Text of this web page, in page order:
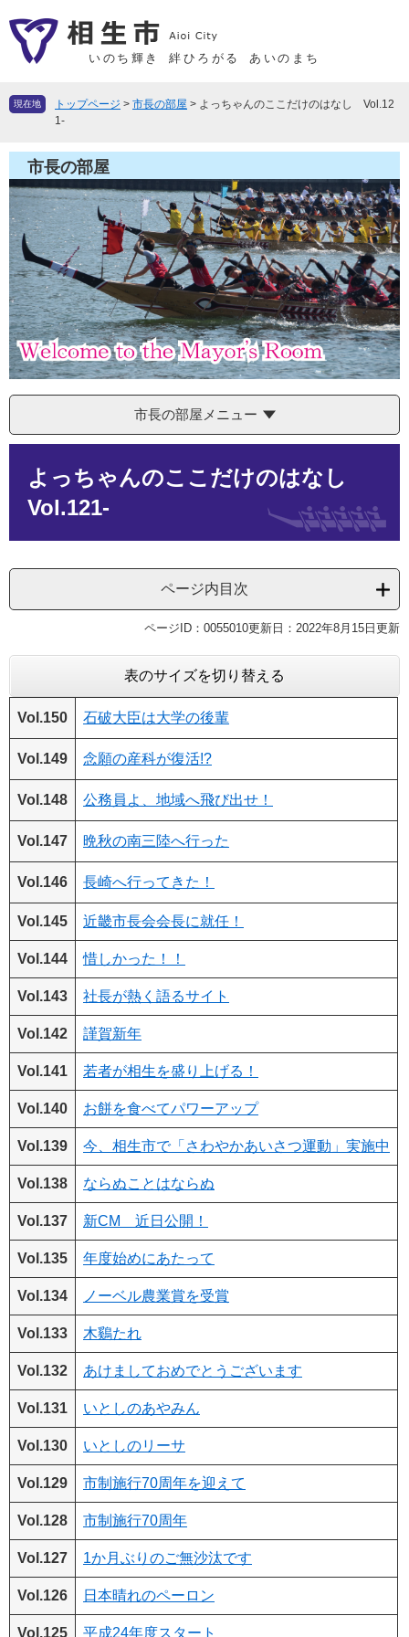
ー
先
。
ニ
を
て
本
文
へ
いのち輝き 絆ひろがる あいのまち
現在地 トップページ > 市長の部屋 > よっちゃんのここだけのはなし Vol.12
1-
市長の部屋
市長の部屋メニュー
よっちゃんのここだけのはなし
Vol.121-
ページ内目次
ページID：0055010更新日：2022年8月15日更新
表のサイズを切り替える
Vol.150 石破大臣は大学の後輩
Vol.149 念願の産科が復活!?
Vol.148 公務員よ、地域へ飛び出せ！
Vol.147 晩秋の南三陸へ行った
Vol.146 長崎へ行ってきた！
Vol.145 近畿市長会会長に就任！
Vol.144 惜しかった！！
Vol.143 社長が熱く語るサイト
Vol.142 謹賀新年
Vol.141 若者が相生を盛り上げる！
Vol.140 お餅を食べてパワーアップ
Vol.139 今、相生市で「さわやかあいさつ運動」実施中
Vol.138 ならぬことはならぬ
Vol.137 新CM 近日公開！
Vol.135 年度始めにあたって
Vol.134 ノーベル農業賞を受賞
Vol.133 木鷄たれ
Vol.132 あけましておめでとうございます
Vol.131 いとしのあやみん
Vol.130 いとしのリーサ
Vol.129 市制施行70周年を迎えて
Vol.128 市制施行70周年
Vol.127 1か月ぶりのご無沙汰です
Vol.126 日本晴れのペーロン
Vol.125 平成24年度スタート